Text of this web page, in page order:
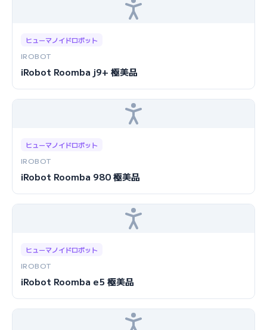
ヒューマノイドロボット
IROBOT
iRobot Roomba j9+ 極美品
ヒューマノイドロボット
IROBOT
iRobot Roomba 980 極美品
ヒューマノイドロボット
IROBOT
iRobot Roomba e5 極美品